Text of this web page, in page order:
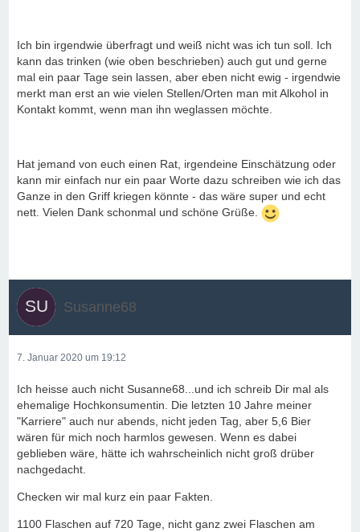
Ich bin irgendwie überfragt und weiß nicht was ich tun soll. Ich
kann das trinken (wie oben beschrieben) auch gut und gerne
mal ein paar Tage sein lassen, aber eben nicht ewig - irgendwie
merkt man erst an wie vielen Stellen/Orten man mit Alkohol in
Kontakt kommt, wenn man ihn weglassen möchte.
Hat jemand von euch einen Rat, irgendeine Einschätzung oder
kann mir einfach nur ein paar Worte dazu schreiben wie ich das
Ganze in den Griff kriegen könnte - das wäre super und echt
nett. Vielen Dank schonmal und schöne Grüße.
Susanne68
7. Januar 2020 um 19:12
Ich heisse auch nicht Susanne68...und ich schreib Dir mal als
ehemalige Hochkonsumentin. Die letzten 10 Jahre meiner
"Karriere" auch nur abends, nicht jeden Tag, aber 5,6 Bier
wären für mich noch harmlos gewesen. Wenn es dabei
geblieben wäre, hätte ich wahrscheinlich nicht groß drüber
nachgedacht.
Checken wir mal kurz ein paar Fakten.
1100 Flaschen auf 720 Tage, nicht ganz zwei Flaschen am